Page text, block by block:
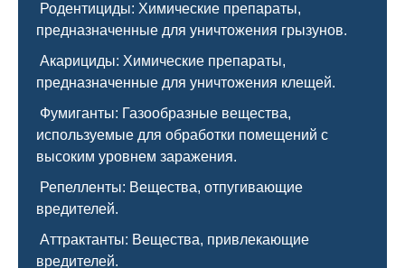
Родентициды: Химические препараты,
предназначенные для уничтожения грызунов.
Акарициды: Химические препараты,
предназначенные для уничтожения клещей.
Фумиганты: Газообразные вещества,
используемые для обработки помещений с
высоким уровнем заражения.
Репелленты: Вещества, отпугивающие
вредителей.
Аттрактанты: Вещества, привлекающие
вредителей.